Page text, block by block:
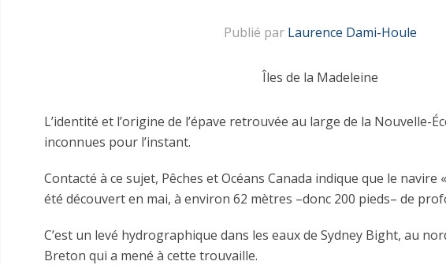
Publié par Laurence Dami-Houle
Îles de la Madeleine
L’identité et l’origine de l’épave retrouvée au large de la Nouvelle-
inconnues pour l’instant.
Contacté à ce sujet, Pêches et Océans Canada indique que le navire
été découvert en mai, à environ 62 mètres –donc 200 pieds– de
C’est un levé hydrographique dans les eaux de Sydney Bight, au
Breton qui a mené à cette trouvaille.